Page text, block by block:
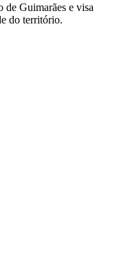
de Guimarães e visa
do território.